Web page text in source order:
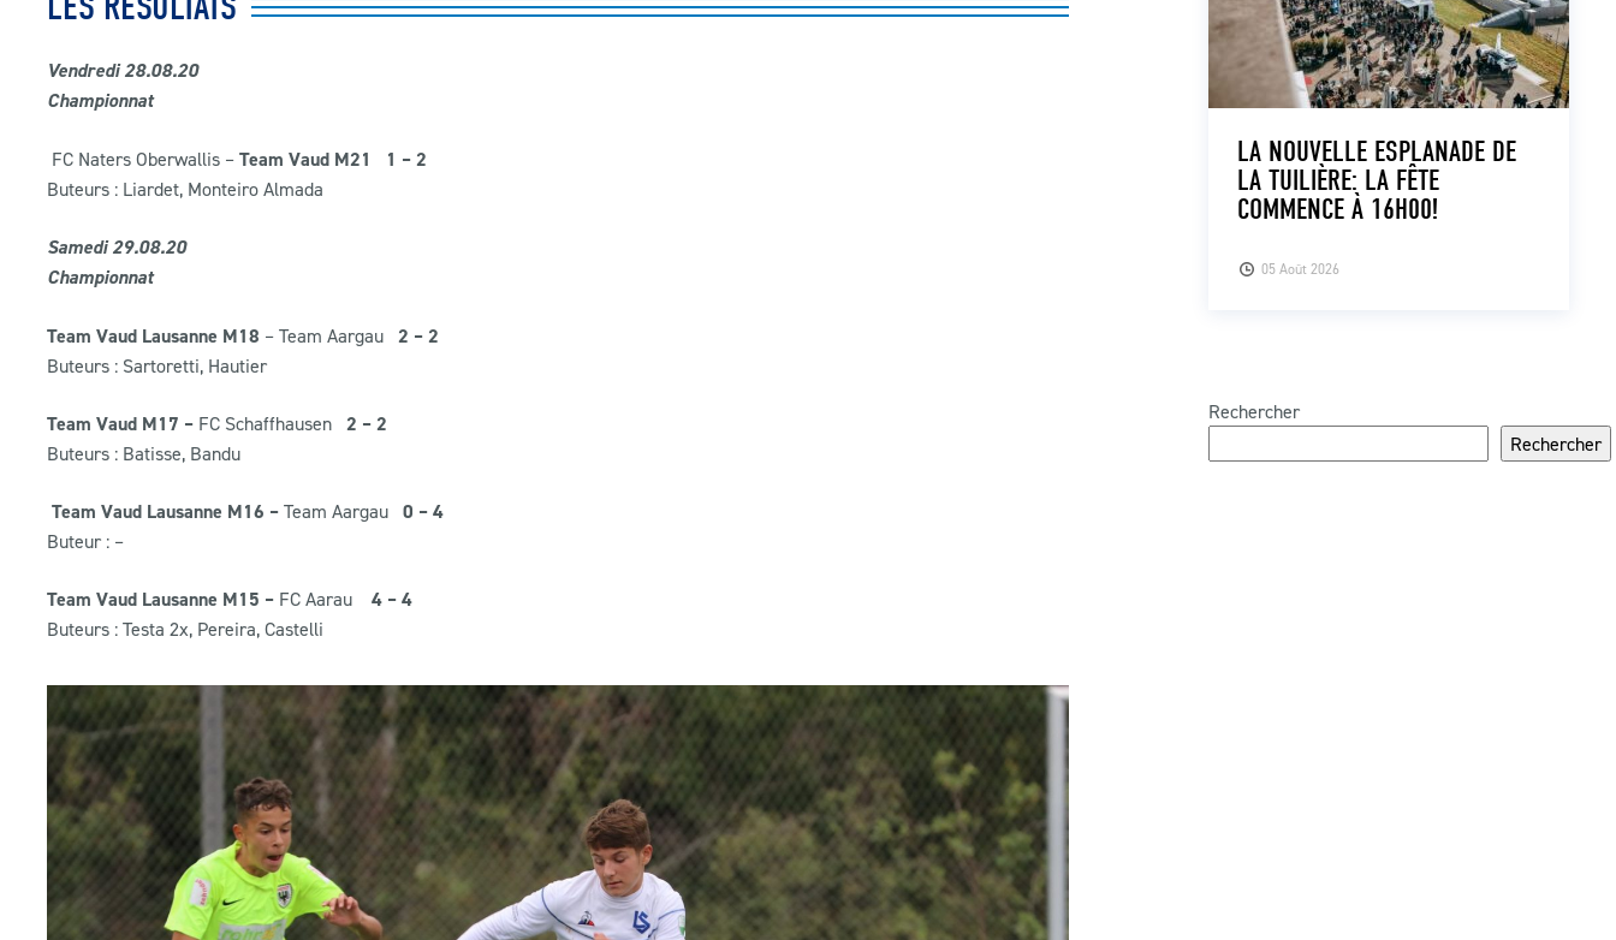
Vendredi 28.08.20
Championnat
FC Naters Oberwallis – Team Vaud M21 1 – 2
Buteurs : Liardet, Monteiro Almada
Samedi 29.08.20
Championnat
Team Vaud Lausanne M18 – Team Aargau 2 – 2
Buteurs : Sartoretti, Hautier
Team Vaud M17 – FC Schaffhausen 2 – 2
Buteurs : Batisse, Bandu
Team Vaud Lausanne M16 – Team Aargau 0 – 4
Buteur : –
Team Vaud Lausanne M15 – FC Aarau 4 – 4
Buteurs : Testa 2x, Pereira, Castelli
05 Août 2026
LA NOUVELLE ESPLANADE DE
LA TUILIÈRE: LA FÊTE
COMMENCE À 16H00!
Rechercher
Rechercher